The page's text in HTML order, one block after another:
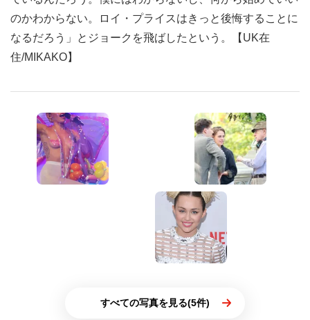
のかわからない。ロイ・プライスはきっと後悔することに
なるだろう」とジョークを飛ばしたという。【UK在
住/MIKAKO】
すべての写真を見る(5件)